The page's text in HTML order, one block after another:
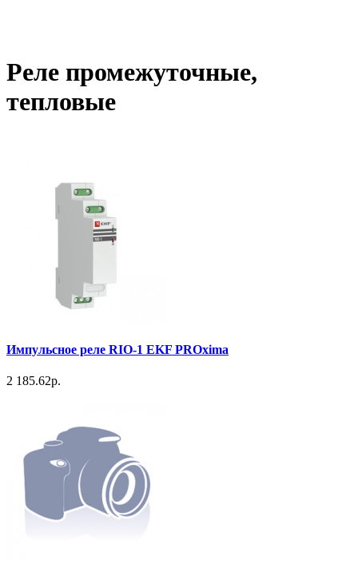
Реле промежуточные,
тепловые
Импульсное реле RIO-1 EKF PROxima
2 185.62р.